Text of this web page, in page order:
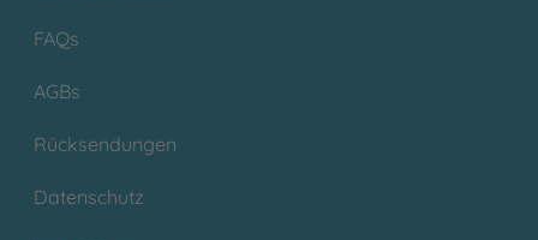
FAQs
AGBs
Rücksendungen
Datenschutz